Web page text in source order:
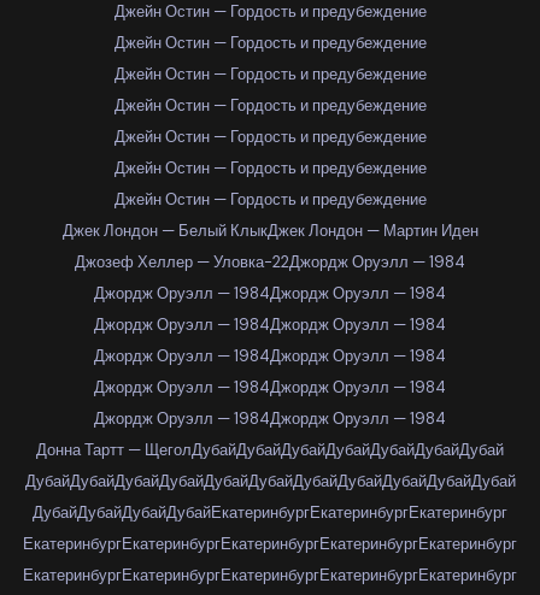
Джейн Остин — Гордость и предубеждение
Джейн Остин — Гордость и предубеждение
Джейн Остин — Гордость и предубеждение
Джейн Остин — Гордость и предубеждение
Джейн Остин — Гордость и предубеждение
Джейн Остин — Гордость и предубеждение
Джейн Остин — Гордость и предубеждение
Джек Лондон — Белый КлыкДжек Лондон — Мартин Иден
Джозеф Хеллер — Уловка-22Джордж Оруэлл — 1984
Джордж Оруэлл — 1984Джордж Оруэлл — 1984
Джордж Оруэлл — 1984Джордж Оруэлл — 1984
Джордж Оруэлл — 1984Джордж Оруэлл — 1984
Джордж Оруэлл — 1984Джордж Оруэлл — 1984
Джордж Оруэлл — 1984Джордж Оруэлл — 1984
Донна Тартт — ЩеголДубайДубайДубайДубайДубайДубайДубай
ДубайДубайДубайДубайДубайДубайДубайДубайДубайДубайДубай
ДубайДубайДубайДубайЕкатеринбургЕкатеринбургЕкатеринбург
ЕкатеринбургЕкатеринбургЕкатеринбургЕкатеринбургЕкатеринбург
ЕкатеринбургЕкатеринбургЕкатеринбургЕкатеринбургЕкатеринбург